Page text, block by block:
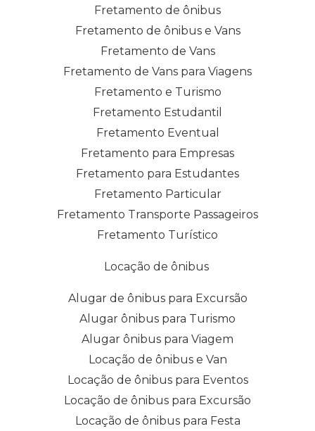
Fretamento de ônibus
Fretamento de ônibus e Vans
Fretamento de Vans
Fretamento de Vans para Viagens
Fretamento e Turismo
Fretamento Estudantil
Fretamento Eventual
Fretamento para Empresas
Fretamento para Estudantes
Fretamento Particular
Fretamento Transporte Passageiros
Fretamento Turístico
Locação de ônibus
Alugar de ônibus para Excursão
Alugar ônibus para Turismo
Alugar ônibus para Viagem
Locação de ônibus e Van
Locação de ônibus para Eventos
Locação de ônibus para Excursão
Locação de ônibus para Festa